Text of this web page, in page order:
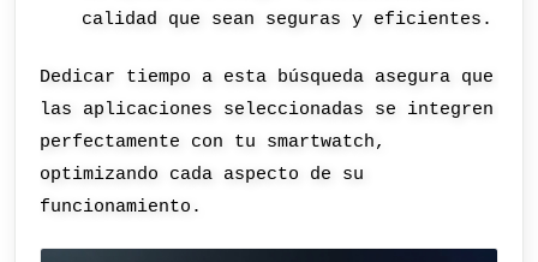
calidad que sean seguras y eficientes.
Dedicar tiempo a esta búsqueda asegura que
las aplicaciones seleccionadas se integren
perfectamente con tu smartwatch,
optimizando cada aspecto de su
funcionamiento.